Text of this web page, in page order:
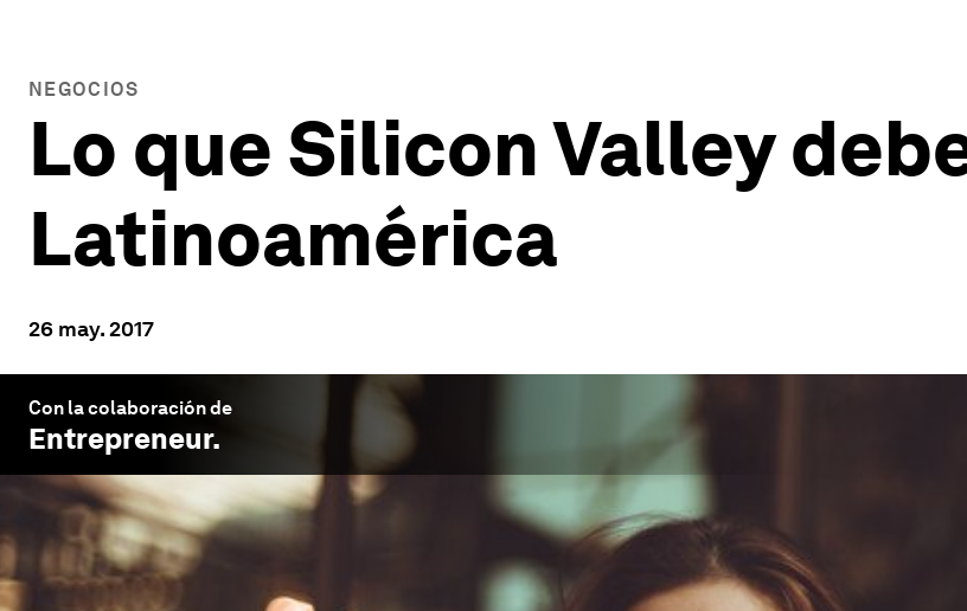
NEGOCIOS
Lo que Silicon Valley
Latinoamérica
26 may. 2017
Con la colaboración de
Entrepreneur.